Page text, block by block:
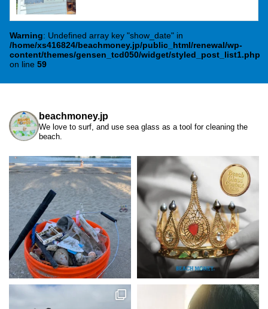
Warning: Undefined array key "show_date" in
/home/xs416824/beachmoney.jp/public_html/renewal/wp-
content/themes/gensen_tcd050/widget/styled_post_list1.php
on line59
beachmoney.jp
We love to surf, and use sea glass as a tool for cleaning the
beach.